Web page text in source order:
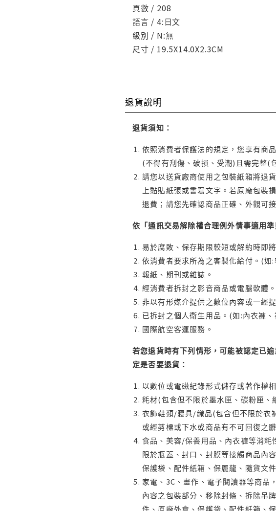
頁數 / 208
語言 / 4:日文
級別 / N:無
尺寸 / 19.5X14.0X2.3CM
退貨說明
退貨須知：
依照消費者保護法的規定，您享有商
(不得有刮傷、破損、受潮)且需完整(
請您以送貨廠商使用之包裝紙箱將退
上黏貼紙張或書寫文字。若原廠包裝
退費；請您先確認商品正確、外觀可
依「通訊交易解除權合理例外情事適用
易於腐敗、保存期限較短或解約時即
依消費者要求所為之客製化給付。(如
報紙、期刊或雜誌。
經消費者拆封之影音商品或電腦軟體。
非以有形媒介提供之數位內容或一經
已拆封之個人衛生用品。(如:內衣褲
國際航空客運服務。
若您退貨時有下列情形，可能被認定已
定是否要退貨：
以數位或電磁紀錄形式儲存或著作權
耗材(包含但不限於墨水匣、碳粉匣
衣飾鞋類/寢具/織品(包含但不限於衣
或經剪標或下水或商品有不可回復之
食品、美容/保養用品、內衣褲等消
限於瓶蓋、封口、封膜等接觸商品內
保護袋、配件紙箱、保麗龍、隨貨文
家電、3C、畫作、電子閱讀器等商品
內容之包裝部分、移除封條、拆除吊
件、原廠外盒、保護袋、配件紙箱、